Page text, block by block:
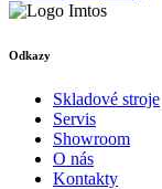
Odkazy
Skladové stroje
Servis
Showroom
O nás
Kontakty